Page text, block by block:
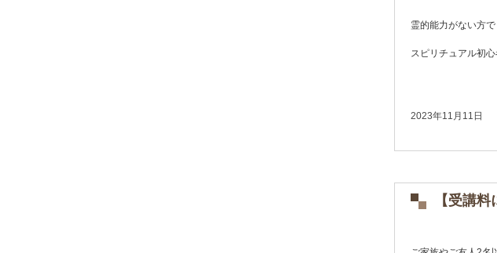
霊的能力がない方
スピリチュアル初
2023年11月11日
【受講